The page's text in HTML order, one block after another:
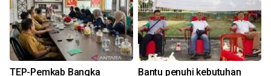
TEP-Pemkab Bangka
Bantu penuhi kebutuhan